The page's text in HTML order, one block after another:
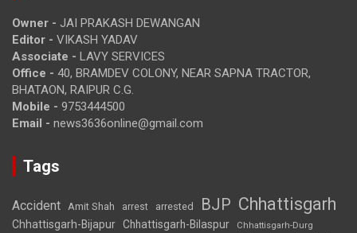
Owner - JAI PRAKASH DEWANGAN
Editor - VIKASH YADAV
Associate - LAVY SERVICES
Office - 40, BRAMDEV COLONY, NEAR SAPNA TRACTOR,
BHATAON, RAIPUR C.G.
Mobile - 9753444500
Email - news3636online@gmail.com
Tags
Accident Amit Shah arrest arrested BJP Chhattisgarh
Chhattisgarh-Bijapur Chhattisgarh-Bilaspur Chhattisgarh-Durg